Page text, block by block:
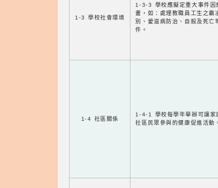
1-3 學校社會環境
1-3-3 學校應擬定重大事件因
畫，如：處理教職員工生之霸
別、愛滋病防治、自殺及死亡
件。
1-4 社區關係
1-4-1 學校每學年舉辦可讓家
社區民眾參與的健康促進活動